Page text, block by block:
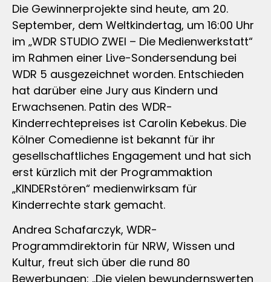
Die Gewinnerprojekte sind heute, am 20.
September, dem Weltkindertag, um 16:00 Uhr
im „WDR STUDIO ZWEI – Die Medienwerkstatt“
im Rahmen einer Live-Sondersendung bei
WDR 5 ausgezeichnet worden. Entschieden
hat darüber eine Jury aus Kindern und
Erwachsenen. Patin des WDR-
Kinderrechtepreises ist Carolin Kebekus. Die
Kölner Comedienne ist bekannt für ihr
gesellschaftliches Engagement und hat sich
erst kürzlich mit der Programmaktion
„KINDERstören“ medienwirksam für
Kinderrechte stark gemacht.
Andrea Schafarczyk, WDR-
Programmdirektorin für NRW, Wissen und
Kultur, freut sich über die rund 80
Bewerbungen: „Die vielen bewundernswerten